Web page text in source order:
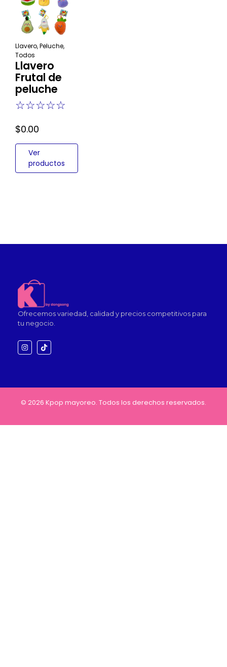
Llavero,Peluche,
Todos
Llavero
Frutal de
peluche
☆☆☆☆☆
$0.00
Ver
productos
Ofrecemos variedad, calidad y precios competitivos para
tu negocio.
© 2026 Kpop mayoreo. Todos los derechos reservados.